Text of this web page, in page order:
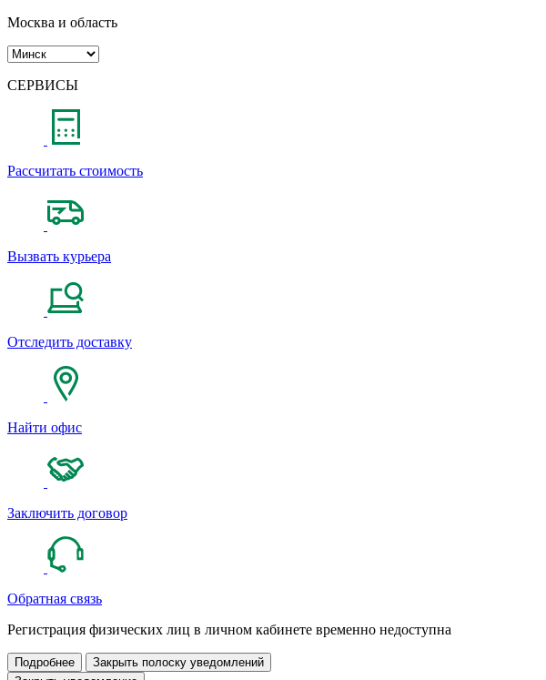
Москва и область
СЕРВИСЫ
Рассчитать стоимость
Вызвать курьера
Отследить доставку
Найти офис
Заключить договор
Обратная связь
Регистрация физических лиц в личном кабинете временно недоступна
Подробнее
Закрыть полоску уведомлений